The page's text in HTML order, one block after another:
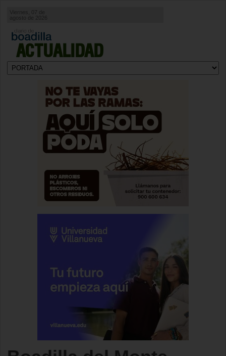
ACTUALIDAD
agosto de 2026